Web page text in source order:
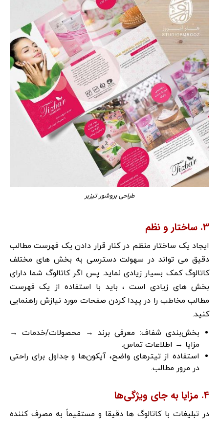
طراحی بروشور تیزبر
3. ساختار و نظم
ایجاد یک ساختار منظم در کنار قرار دادن یک فهرست مطالب
دقیق می تواند در سهولت دسترسی به بخش های مختلف
کاتالوگ کمک بسیار زیادی نماید. پس اگر کاتالوگ شما دارای
بخش های زیادی است ، باید با استفاده از یک فهرست
مطالب مخاطب را در پیدا کردن صفحات مورد نیازش راهنمایی
کنید.
بخش‌بندی شفاف: معرفی برند → محصولات/خدمات →
مزایا → اطلاعات تماس.
استفاده از تیترهای واضح، آیکون‌ها و جداول برای راحتی
در مرور مطالب.
4. مزایا به جای ویژگی‌ها
در تبلیغات با کاتالوگ ها دقیقا و مستقیماً به مصرف کننده